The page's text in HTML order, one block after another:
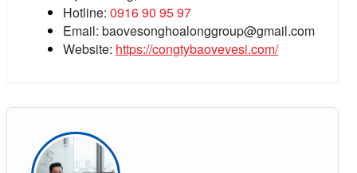
Hotline: 0916 90 95 97
Email: baovesonghoalonggroup@gmail.com
Website: https://congtybaovevesi.com/